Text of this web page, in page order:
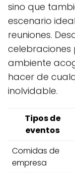
sino que
escenario
reuniones.
celebraciones
ambiente
hacer de
inolvidable.
Tipos de
eventos
Comidas de
empresa